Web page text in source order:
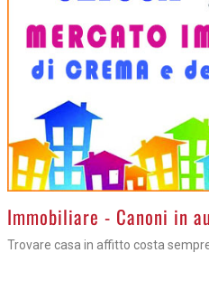
>Immobiliare - Canoni in
Trovare casa in affitto costa